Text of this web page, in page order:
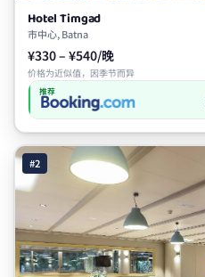
Hotel Timgad
市中心, Batna
¥330 – ¥540/晚
价格为近似值，因季节而异
推荐
#2